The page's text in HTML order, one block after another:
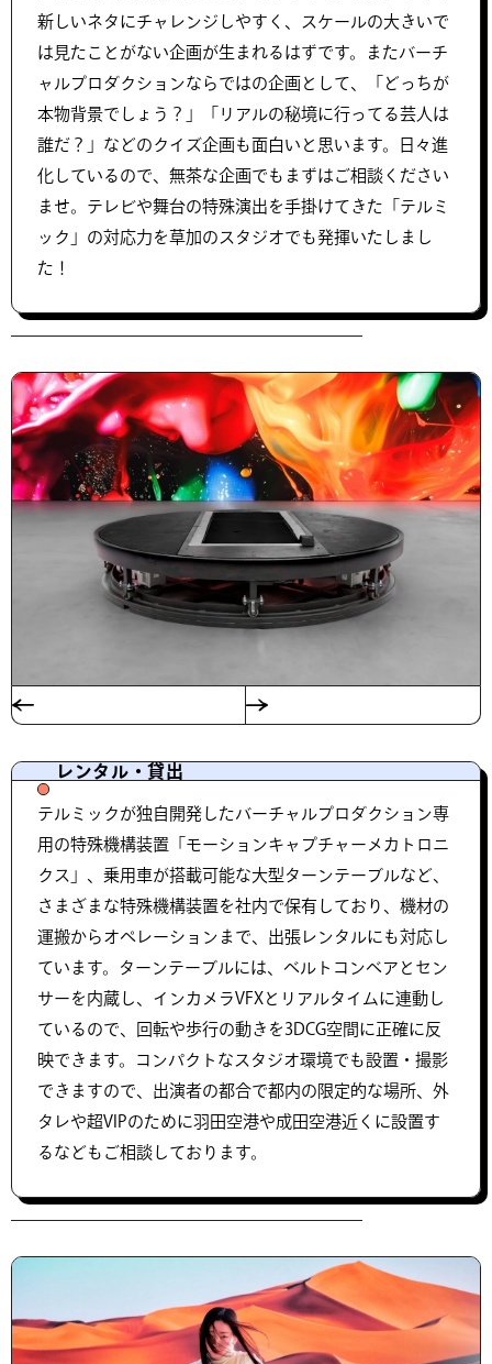
新しいネタにチャレンジしやすく、スケールの大きいで
は見たことがない企画が生まれるはずです。またバーチ
ャルプロダクションならではの企画として、「どっちが
本物背景でしょう？」「リアルの秘境に行ってる芸人は
誰だ？」などのクイズ企画も面白いと思います。日々進
化しているので、無茶な企画でもまずはご相談ください
ませ。テレビや舞台の特殊演出を手掛けてきた「テルミ
ック」の対応力を草加のスタジオでも発揮いたしまし
た！
レンタル・貸出
テルミックが独自開発したバーチャルプロダクション専
用の特殊機構装置「モーションキャプチャーメカトロニ
クス」、乗用車が搭載可能な大型ターンテーブルなど、
さまざまな特殊機構装置を社内で保有しており、機材の
運搬からオペレーションまで、出張レンタルにも対応し
ています。ターンテーブルには、ベルトコンベアとセン
サーを内蔵し、インカメラVFXとリアルタイムに連動し
ているので、回転や歩行の動きを3DCG空間に正確に反
映できます。コンパクトなスタジオ環境でも設置・撮影
できますので、出演者の都合で都内の限定的な場所、外
タレや超VIPのために羽田空港や成田空港近くに設置す
るなどもご相談しております。